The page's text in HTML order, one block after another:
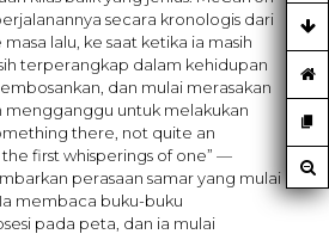
secara kronologis dari
lalu, ke saat ketika ia masih
terperangkap dalam kehidupan
dan mulai merasakan
mengganggu untuk melakukan
there, not quite an
first whisperings of one” —
perasaan samar yang mulai
membaca buku-buku
pada peta, dan ia mulai